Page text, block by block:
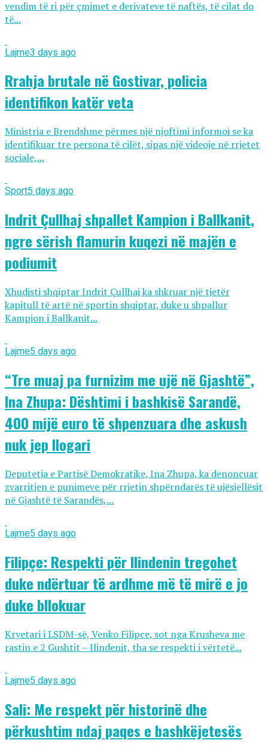
vendim të ri për çmimet e derivateve të naftës, të cilat do
të...
Lajme3 days ago
Rrahja brutale në Gostivar, policia
identifikon katër veta
Ministria e Brendshme përmes një njoftimi informoi se ka
identifikuar tre persona të cilët, sipas një videoje në rrjetet
sociale,...
Sport5 days ago
Indrit Çullhaj shpallet Kampion i Ballkanit,
ngre sërish flamurin kuqezi në majën e
podiumit
Xhudisti shqiptar Indrit Çullhaj ka shkruar një tjetër
kapitull të artë në sportin shqiptar, duke u shpallur
Kampion i Ballkanit...
Lajme5 days ago
“Tre muaj pa furnizim me ujë në Gjashtë”,
Ina Zhupa: Dështimi i bashkisë Sarandë,
400 mijë euro të shpenzuara dhe askush
nuk jep llogari
Deputetja e Partisë Demokratike, Ina Zhupa, ka denoncuar
zvarritjen e punimeve për rrjetin shpërndarës të ujësjellësit
në Gjashtë të Sarandës,...
Lajme5 days ago
Filipçe: Respekti për Ilindenin tregohet
duke ndërtuar të ardhme më të mirë e jo
duke bllokuar
Kryetari i LSDM-së, Venko Filipce, sot nga Krusheva me
rastin e 2 Gushtit – Ilindenit, tha se respekti i vërtetë...
Lajme5 days ago
Sali: Me respekt për historinë dhe
përkushtim ndaj paqes e bashkëjetesës